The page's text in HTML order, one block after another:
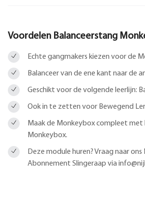
Voordelen Balanceerstang
Echte gangmakers kiezen voor de
Balanceer van de ene kant naar de
Geschikt voor de volgende leerlijn:
Ook in te zetten voor Bewegend
Maak de Monkeybox compleet met
Monkeybox.
Deze module huren? Vraag naar
Abonnement Slingeraap via